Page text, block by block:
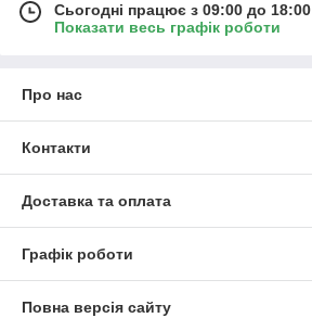
Сьогодні працює з 09:00 до 18:00
Показати весь графік роботи
Про нас
Контакти
Доставка та оплата
Графік роботи
Повна версія сайту